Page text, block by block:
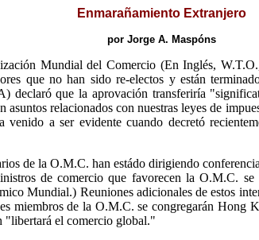
Enmarañamiento Extranjero
por Jorge A. Maspóns
Mundial del Comercio (En Inglés,
que no han sido re-electos y están
declaró que la aprovación transferiría
relacionados con nuestras leyes de
a ser evidente cuando decretó
de la O.M.C. han estádo dirigiendo
de comercio que favorecen la O.M.C.
Mundial.) Reuniones adicionales de estos
miembros de la O.M.C. se congregarán
"libertará el comercio global."